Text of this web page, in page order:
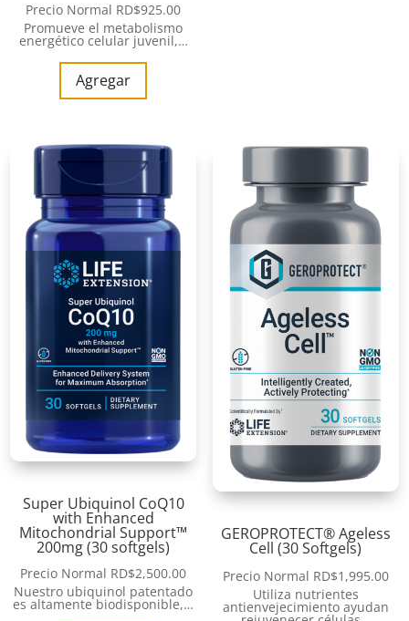
Precio Normal RD$925.00
Promueve el metabolismo
energético celular juvenil,…
Agregar
Super Ubiquinol CoQ10
with Enhanced
Mitochondrial Support™
200mg (30 softgels)
Precio Normal RD$2,500.00
Nuestro ubiquinol patentado
es altamente biodisponible,…
GEROPROTECT® Ageless
Cell (30 Softgels)
Precio Normal RD$1,995.00
Utiliza nutrientes
antienvejecimiento ayudan